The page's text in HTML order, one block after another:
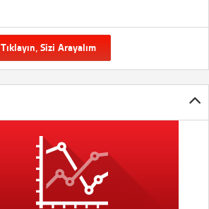
Tıklayın, Sizi Arayalım